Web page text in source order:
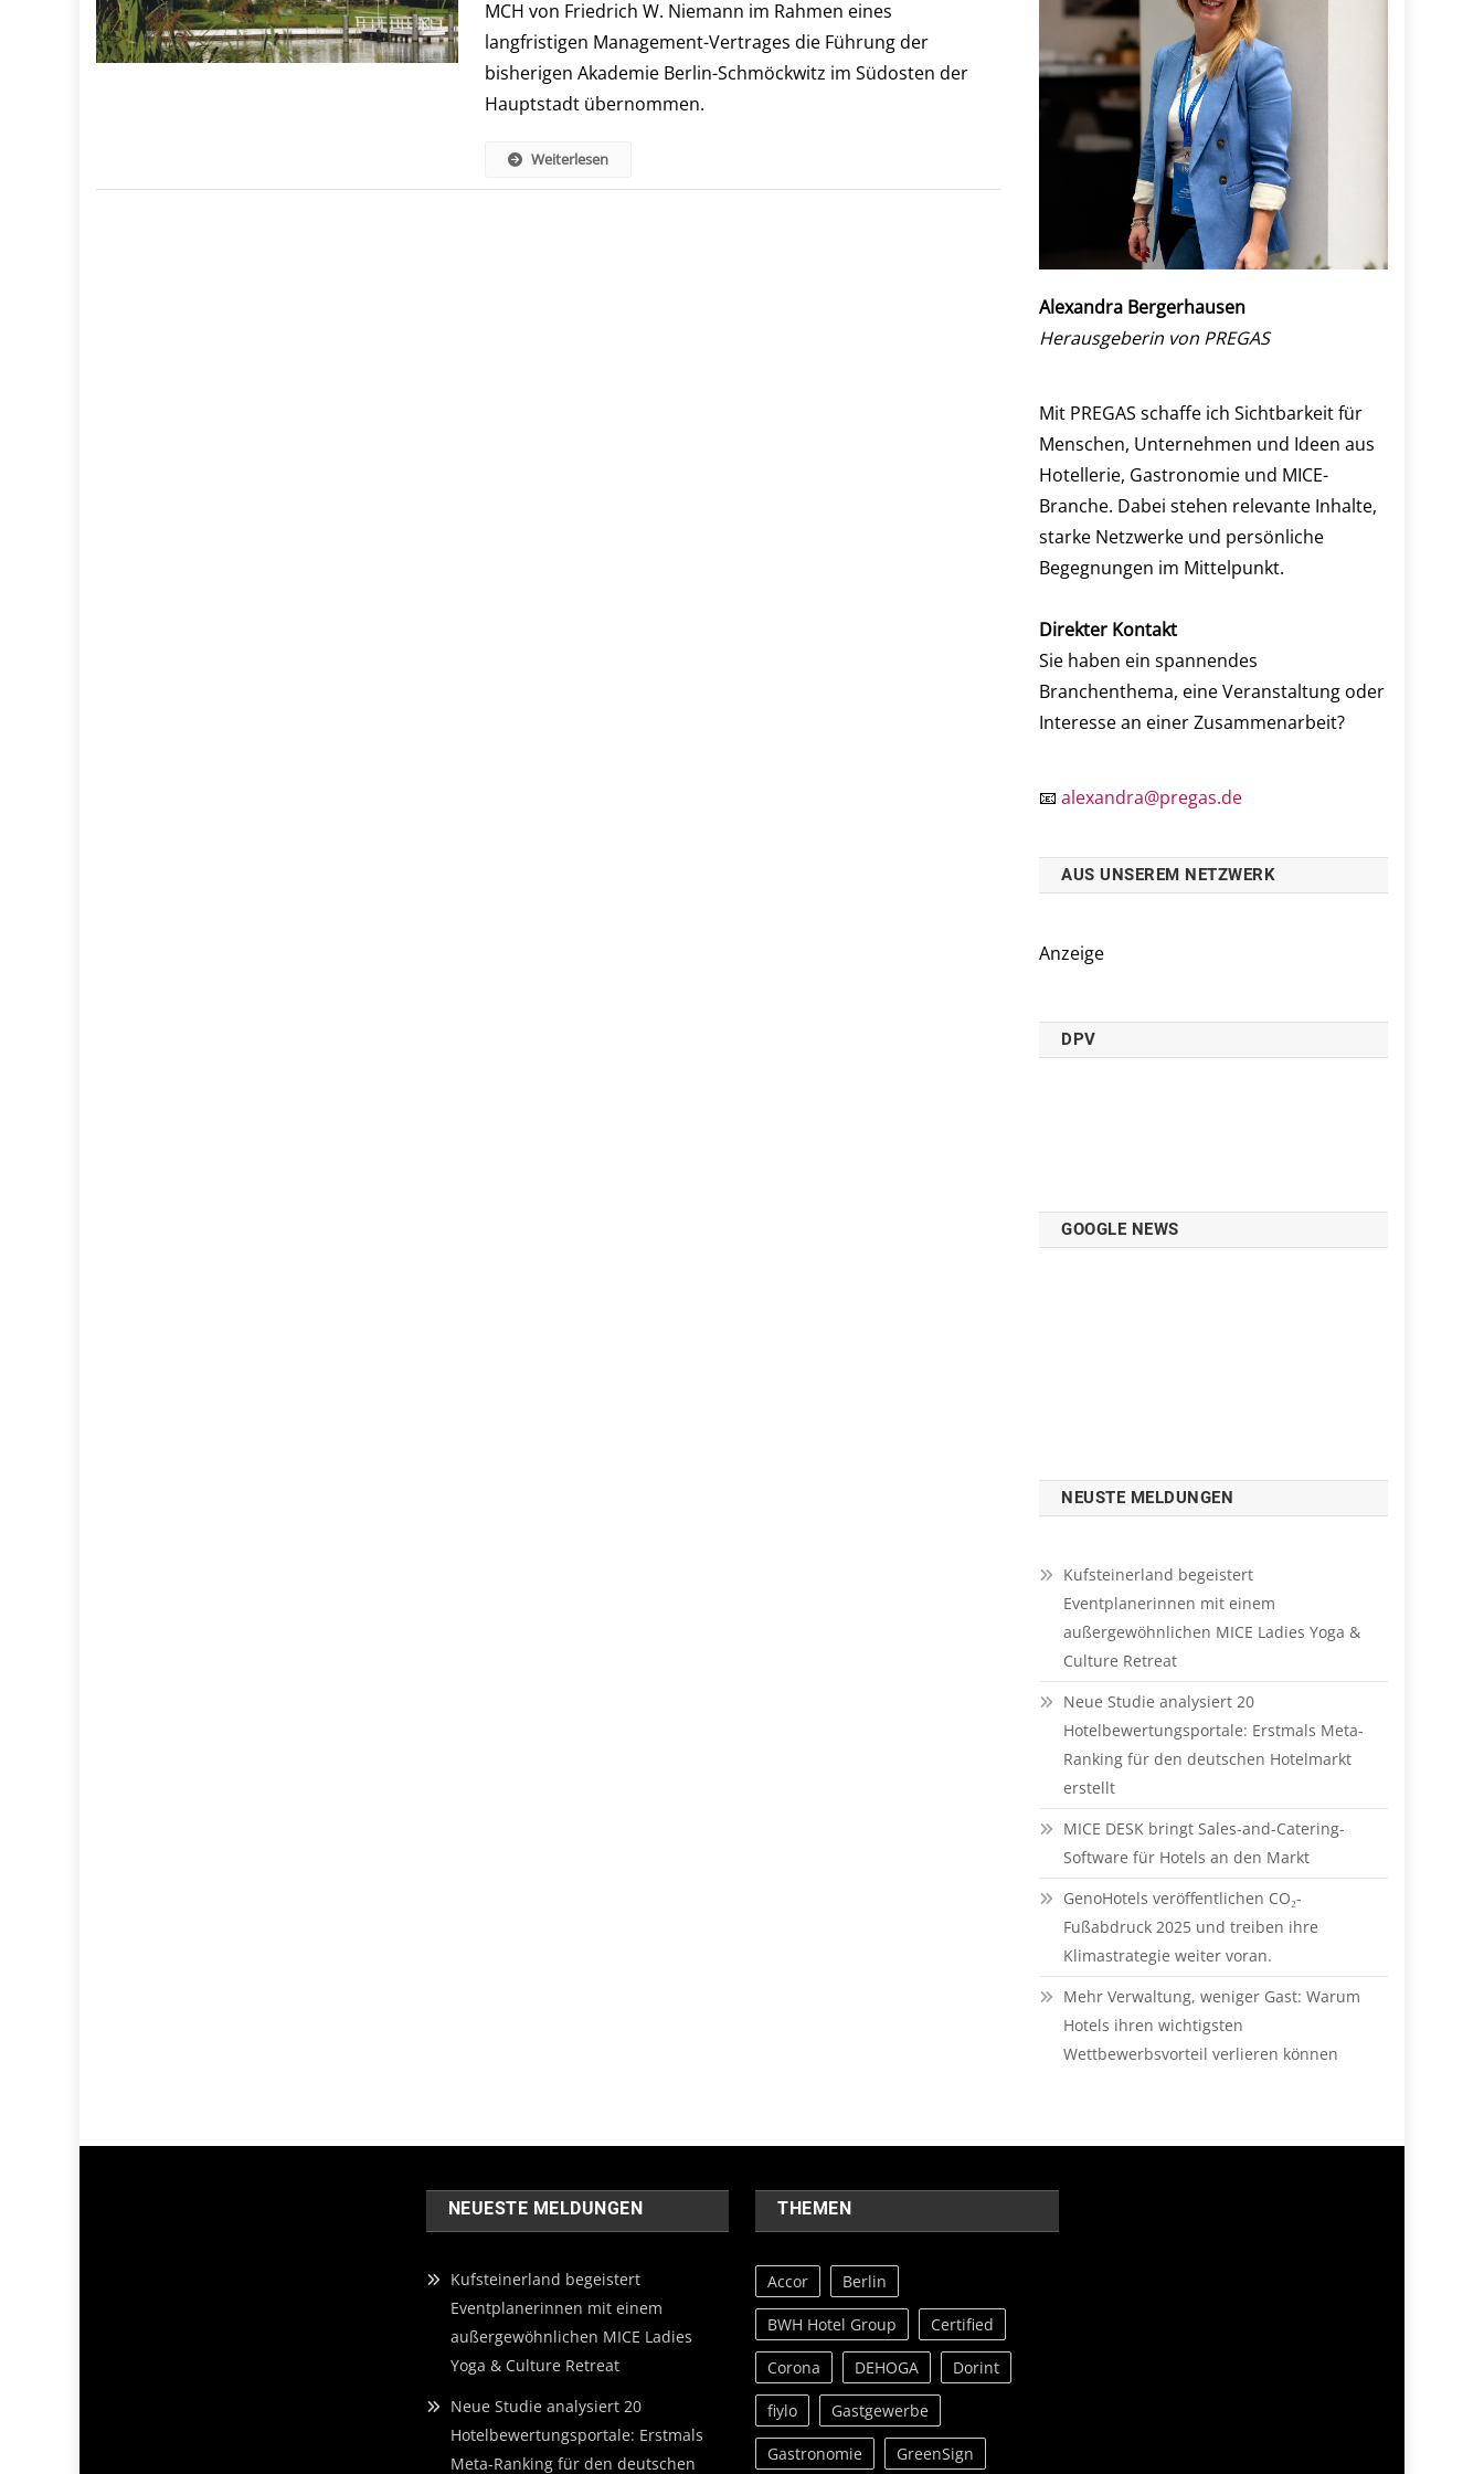
Neu
Im
Management
Der
MCH von Friedrich W. Niemann im Rahmen eines
langfristigen Management-Vertrages die Führung der
bisherigen Akademie Berlin-Schmöckwitz im Südosten der
Hauptstadt übernommen.
Weiterlesen
Alexandra Bergerhausen
Herausgeberin von PREGAS
Mit PREGAS schaffe ich Sichtbarkeit für
Menschen, Unternehmen und Ideen aus
Hotellerie, Gastronomie und MICE-
Branche. Dabei stehen relevante Inhalte,
starke Netzwerke und persönliche
Begegnungen im Mittelpunkt.
Direkter Kontakt
Sie haben ein spannendes
Branchenthema, eine Veranstaltung oder
Interesse an einer Zusammenarbeit?
📧alexandra@pregas.de
AUS UNSEREM NETZWERK
Anzeige
DPV
GOOGLE NEWS
NEUSTE MELDUNGEN
Kufsteinerland begeistert
Eventplanerinnen mit einem
außergewöhnlichen MICE Ladies Yoga &
Culture Retreat
Neue Studie analysiert 20
Hotelbewertungsportale: Erstmals Meta-
Ranking für den deutschen Hotelmarkt
erstellt
MICE DESK bringt Sales-and-Catering-
Software für Hotels an den Markt
GenoHotels veröffentlichen CO₂-
Fußabdruck 2025 und treiben ihre
Klimastrategie weiter voran.
Mehr Verwaltung, weniger Gast: Warum
Hotels ihren wichtigsten
Wettbewerbsvorteil verlieren können
NEUESTE MELDUNGEN
Kufsteinerland begeistert
Eventplanerinnen mit einem
außergewöhnlichen MICE Ladies
Yoga & Culture Retreat
Neue Studie analysiert 20
Hotelbewertungsportale: Erstmals
Meta-Ranking für den deutschen
THEMEN
Accor Berlin
BWH Hotel Group Certified
Corona DEHOGA Dorint
fiylo Gastgewerbe
Gastronomie GreenSign